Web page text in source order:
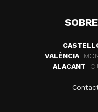
VALÈNCIA
ALACANT